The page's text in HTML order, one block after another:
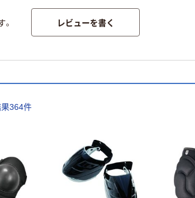
レビューを書く
364件